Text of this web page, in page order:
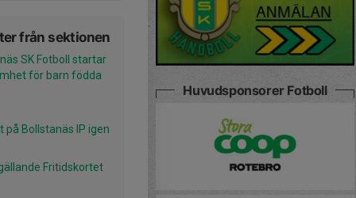
från sektionen
SK Fotboll startar
för barn födda
på Bollstanäs IP igen
Fritidskortet
Huvudsponsorer Fotboll